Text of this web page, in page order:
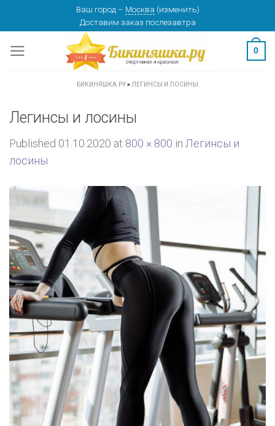
content
Ваш город – Москва (изменить)
Доставим заказ послезавтра
0
БИКИНЯШКА.РУ» ЛЕГИНСЫ И ЛОСИНЫ
Легинсы и лосины
Published 01.10.2020 at 800 × 800 in Легинсы и
лосины